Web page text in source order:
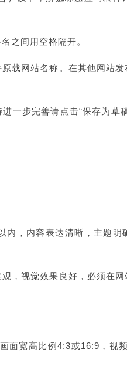
之间用空格隔开。
载网站名称。在其他网站
进一步完善请点击“保存为草
内，内容表达清晰，主题
观，视觉效果良好，必须在
面宽高比例4:3或16:9，视